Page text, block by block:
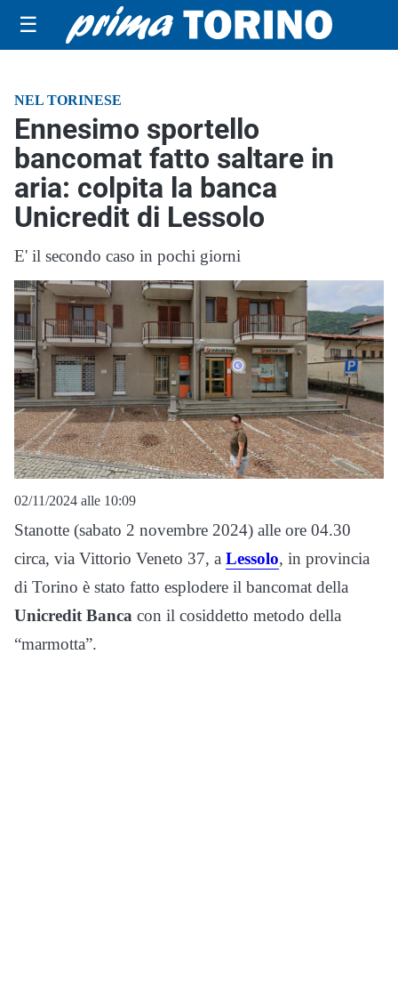
☰
NEL TORINESE
Ennesimo sportello
bancomat fatto saltare in
aria: colpita la banca
Unicredit di Lessolo
E' il secondo caso in pochi giorni
02/11/2024 alle 10:09
Stanotte (sabato 2 novembre 2024) alle ore 04.30
circa, via Vittorio Veneto 37, a Lessolo, in provincia
di Torino è stato fatto esplodere il bancomat della
Unicredit Banca con il cosiddetto metodo della
“marmotta”.